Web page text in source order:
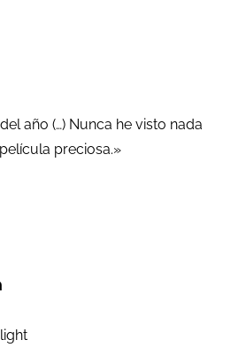
año (…) Nunca he visto nada
preciosa.»